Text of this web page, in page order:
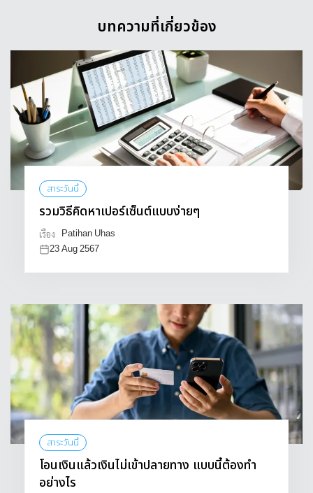
บทความที่เกี่ยวข้อง
สาระวันนี้
รวมวิธีคิดหาเปอร์เซ็นต์แบบง่ายๆ
เรื่อง
Patihan Uhas
23 Aug 2567
สาระวันนี้
โอนเงินแล้วเงินไม่เข้าปลายทาง แบบนี้ต้องทำ
อย่างไร